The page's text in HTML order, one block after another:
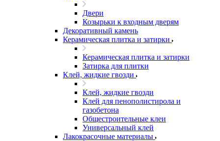
Двери
Козырьки к входным дверям
Декоративный камень
Керамическая плитка и затирки
Керамическая плитка и затирки
Затирка для плитки
Клей, жидкие гвозди
Клей, жидкие гвозди
Клей для пенополистирола и
газобетона
Общестроительные клеи
Универсальный клей
Лакокрасочные материалы